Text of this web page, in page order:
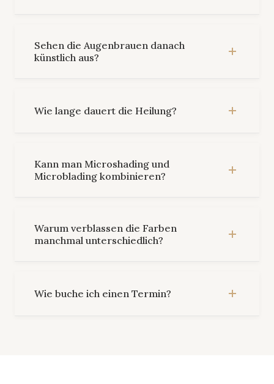
Sehen die Augenbrauen danach
künstlich aus?
Wie lange dauert die Heilung?
Kann man Microshading und
Microblading kombinieren?
Warum verblassen die Farben
manchmal unterschiedlich?
Wie buche ich einen Termin?